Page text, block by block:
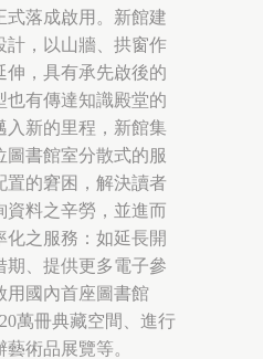
式落成啟用。新館建
計，以山牆、拱窗作
伸，具有承先啟後的
也有傳達知識殿堂的
入新的里程，新館集
圖書館室分散式的服
置的窘困，解決讀者
資料之辛勞，並進而
之服務：如延長開
期、提供更多電子參
用國內首座圖書館
萬冊典藏空間、進行
術品展覽等。